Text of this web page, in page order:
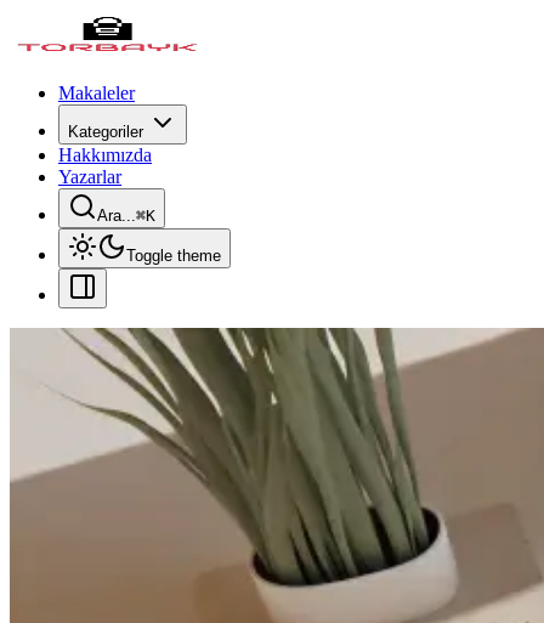
Makaleler
Kategoriler
Hakkımızda
Yazarlar
Ara...⌘K
Toggle theme